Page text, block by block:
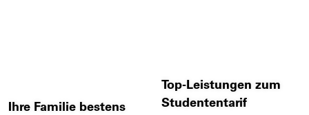
Ihre Familie bestens
Top-Leistungen zum
Studententarif